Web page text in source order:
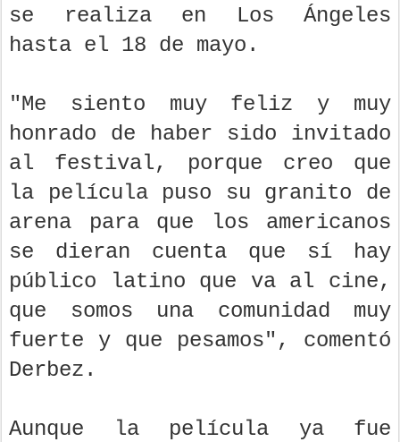
se realiza en Los Ángeles
hasta el 18 de mayo.
"Me siento muy feliz y muy
honrado de haber sido invitado
al festival, porque creo que
la película puso su granito de
arena para que los americanos
se dieran cuenta que sí hay
público latino que va al cine,
que somos una comunidad muy
fuerte y que pesamos", comentó
Derbez.
Aunque la película ya fue